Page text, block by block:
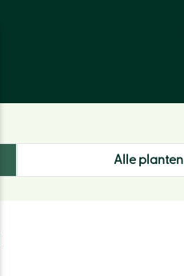
Alle planten